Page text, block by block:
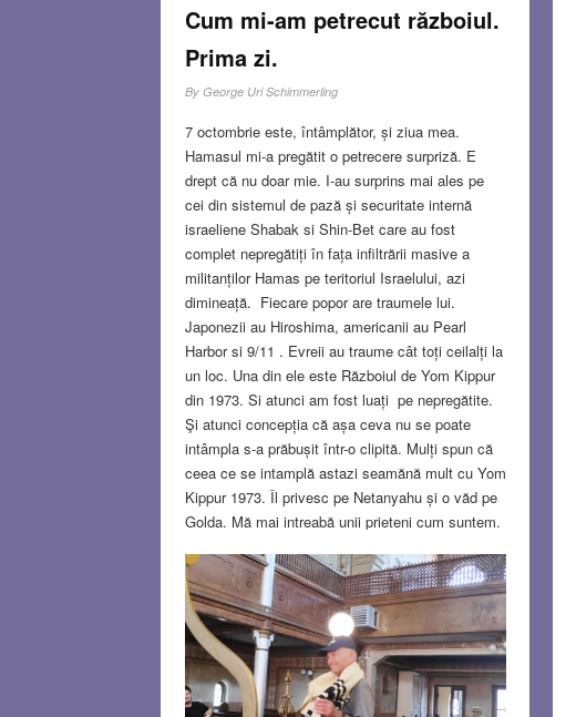
Cum mi-am petrecut războiul.
Prima zi.
By George Uri Schimmerling
7 octombrie este, întâmplător, și ziua mea.
Hamasul mi-a pregătit o petrecere surpriză. E
drept că nu doar mie. I-au surprins mai ales pe
cei din sistemul de pază și securitate internă
israeliene Shabak si Shin-Bet care au fost
complet nepregătiți în fața infiltrării masive a
militanților Hamas pe teritoriul Israelului, azi
dimineață. Fiecare popor are traumele lui.
Japonezii au Hiroshima, americanii au Pearl
Harbor si 9/11 . Evreii au traume cât toți ceilalți la
un loc. Una din ele este Războiul de Yom Kippur
din 1973. Si atunci am fost luați pe nepregătite.
Şi atunci concepția că așa ceva nu se poate
intâmpla s-a prăbușit într-o clipită. Mulți spun că
ceea ce se intamplă astazi seamănă mult cu Yom
Kippur 1973. Îl privesc pe Netanyahu și o văd pe
Golda. Mă mai intreabă unii prieteni cum suntem.
sunt. Şi cifrele cresc din oră în oră. Uneori
supraviețuirea ține de geografie. Unele kibuţuri din
sudul țării, aproape de Gaza, au fost ocupate de
teroriști şi locuitorii au fost luați ostateci. Soarta
lor este deocamdată necunoscută .
Read
more…